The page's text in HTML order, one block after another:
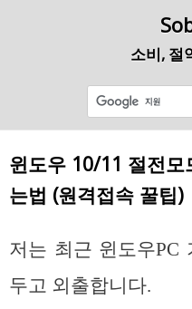
소비, 절
윈도우 10/11 절전
는법 (원격접속 꿀팁)
저는 최근 윈도우PC
두고 외출합니다.